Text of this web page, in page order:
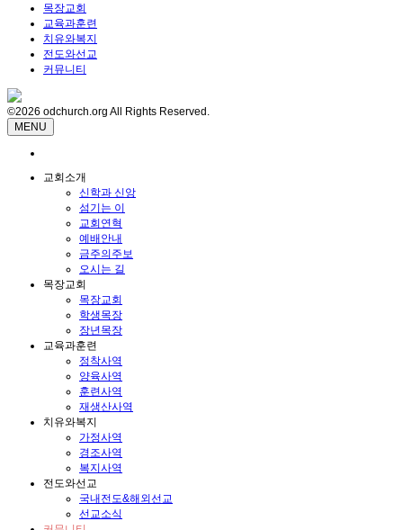
목장교회
교육과훈련
치유와복지
전도와선교
커뮤니티
©2026 odchurch.org All Rights Reserved.
MENU
교회소개
신학과 신앙
섬기는 이
교회연혁
예배안내
금주의주보
오시는 길
목장교회
목장교회
학생목장
장년목장
교육과훈련
정착사역
양육사역
훈련사역
재생산사역
치유와복지
가정사역
경조사역
복지사역
전도와선교
국내전도&해외선교
선교소식